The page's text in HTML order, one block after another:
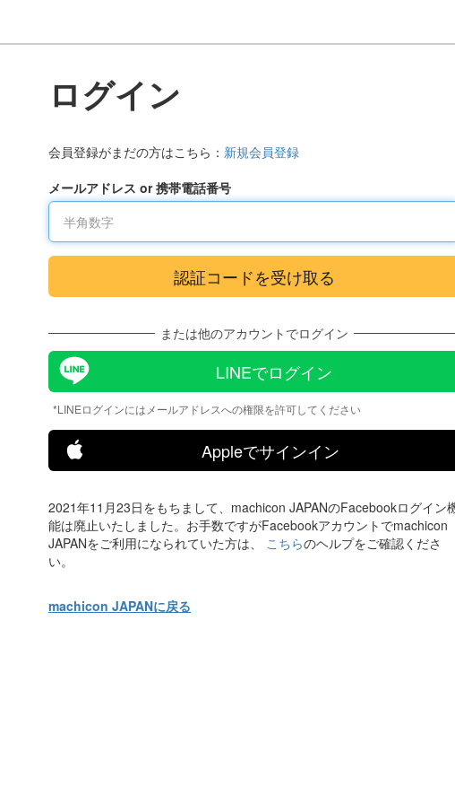
ログイン
会員登録がまだの方はこちら： 新規会員登録
メールアドレス or 携帯電話番号
または他のアカウントでログイン
LINEでログイン
*LINEログインにはメールアドレスへの権限を許可してください
Appleでサインイン
2021年11月23日をもちまして、machicon JAPANのFacebookログイン
能は廃止いたしました。お手数ですがFacebookアカウントでmachicon
JAPANをご利用になられていた方は、 こちらのヘルプをご確認くださ
い。
machicon JAPANに戻る